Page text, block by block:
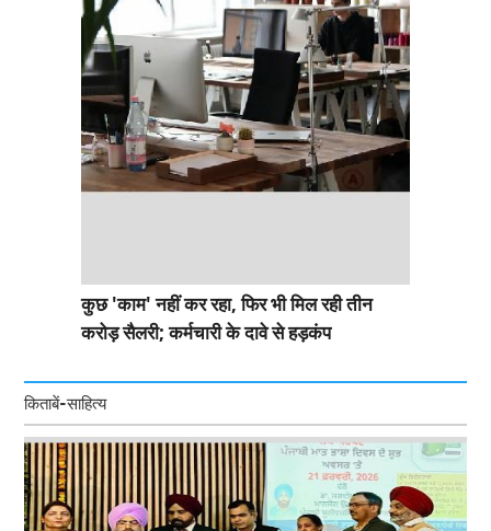
कुछ 'काम' नहीं कर रहा, फिर भी मिल रही तीन
करोड़ सैलरी; कर्मचारी के दावे से हड़कंप
किताबें-साहित्य